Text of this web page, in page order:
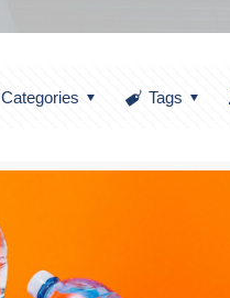
Categories Tags